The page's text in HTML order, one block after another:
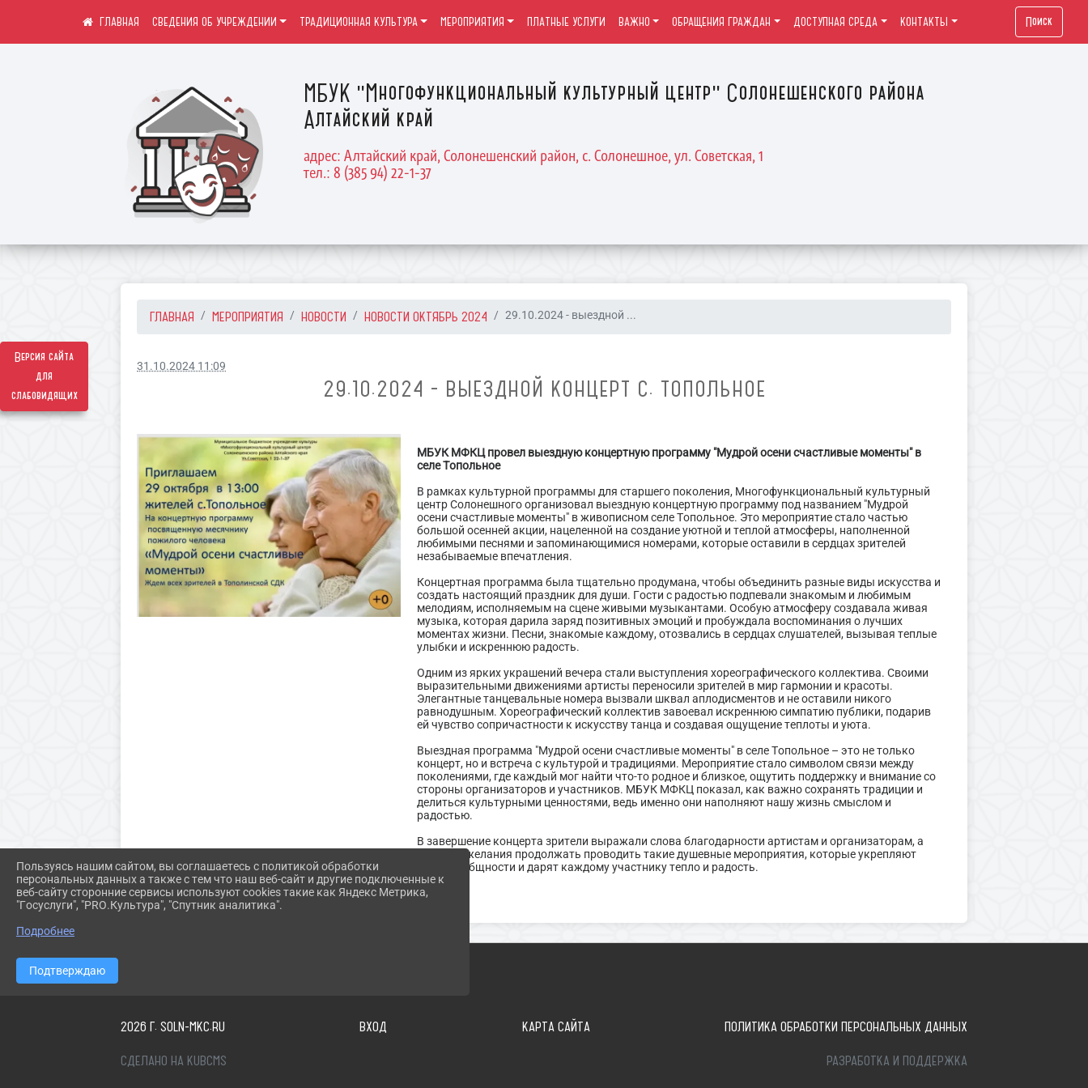
Версия сайта
для
слабовидящих
МБУК "Многофункциональный культурный центр" Солонешенского района
Алтайский край
адрес: Алтайский край, Солонешенский район, с. Солонешное, ул. Советская, 1
тел.: 8 (385 94) 22-1-37
СВЕДЕНИЯ ОБ УЧРЕЖДЕНИИ ТРАДИЦИОННАЯ КУЛЬТУРА МЕРОПРИЯТИЯ ПЛАТНЫЕ УСЛУГИ ВАЖНО ОБРАЩЕНИЯ ГРАЖДАН ДОСТУПНАЯ СРЕДА КОНТАКТЫ Поиск
ГЛАВНАЯ МЕРОПРИЯТИЯ НОВОСТИ НОВОСТИ ОКТЯБРЬ 2024 29.10.2024 - выездной ...
31.10.2024 11:09
29.10.2024 - ВЫЕЗДНОЙ КОНЦЕРТ С. ТОПОЛЬНОЕ
МБУК МФКЦ провел выездную концертную программу "Мудрой осени счастливые моменты" в
селе Топольное
В рамках культурной программы для старшего поколения, Многофункциональный культурный
центр Солонешного организовал выездную концертную программу под названием "Мудрой
осени счастливые моменты" в живописном селе Топольное. Это мероприятие стало частью
большой осенней акции, нацеленной на создание уютной и теплой атмосферы, наполненной
любимыми песнями и запоминающимися номерами, которые оставили в сердцах зрителей
незабываемые впечатления.
Концертная программа была тщательно продумана, чтобы объединить разные виды искусства и
создать настоящий праздник для души. Гости с радостью подпевали знакомым и любимым
мелодиям, исполняемым на сцене живыми музыкантами. Особую атмосферу создавала живая
музыка, которая дарила заряд позитивных эмоций и пробуждала воспоминания о лучших
моментах жизни. Песни, знакомые каждому, отозвались в сердцах слушателей, вызывая теплые
улыбки и искреннюю радость.
Одним из ярких украшений вечера стали выступления хореографического коллектива. Своими
выразительными движениями артисты переносили зрителей в мир гармонии и красоты.
Элегантные танцевальные номера вызвали шквал аплодисментов и не оставили никого
равнодушным. Хореографический коллектив завоевал искреннюю симпатию публики, подарив
ей чувство сопричастности к искусству танца и создавая ощущение теплоты и уюта.
Выездная программа "Мудрой осени счастливые моменты" в селе Топольное – это не только
концерт, но и встреча с культурой и традициями. Мероприятие стало символом связи между
поколениями, где каждый мог найти что-то родное и близкое, ощутить поддержку и внимание со
стороны организаторов и участников. МБУК МФКЦ показал, как важно сохранять традиции и
делиться культурными ценностями, ведь именно они наполняют нашу жизнь смыслом и
радостью.
В завершение концерта зрители выражали слова благодарности артистам и организаторам, а
также пожелания продолжать проводить такие душевные мероприятия, которые укрепляют
чувство общности и дарят каждому участнику тепло и радость.
2026 Г. SOLN-MKC.RU ВХОД КАРТА САЙТА ПОЛИТИКА ОБРАБОТКИ ПЕРСОНАЛЬНЫХ ДАННЫХ
СДЕЛАНО НА KUBCMS РАЗРАБОТКА И ПОДДЕРЖКА
Пользуясь нашим сайтом, вы соглашаетесь с политикой обработки
персональных данных а также с тем что наш веб-сайт и другие подключенные к
веб-сайту сторонние сервисы используют cookies такие как Яндекс Метрика,
"Госуслуги", "PRO.Культура", "Спутник аналитика".
Подробнее
Подтверждаю